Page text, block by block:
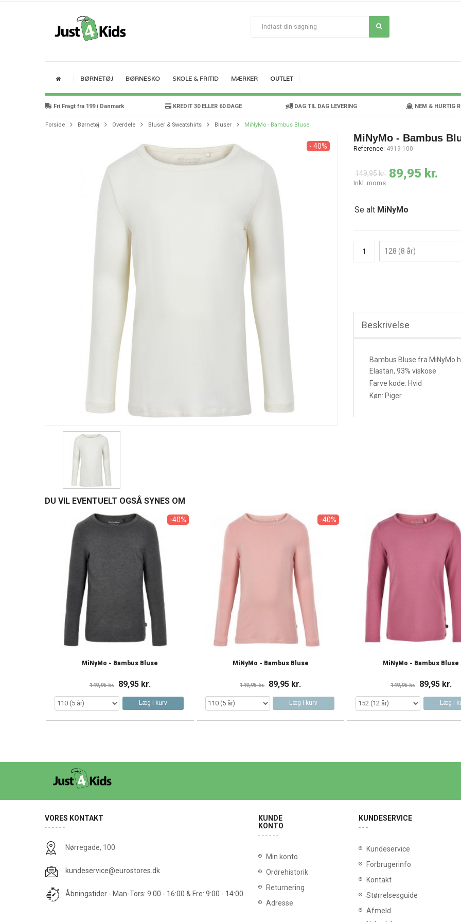
BØRNETØJ BØRNESKO SKOLE & FRITID MÆRKER OUTLET
Fri Fragt fra 199 i Danmark KREDIT 30 ELLER 60 DAGE DAG TIL DAG LEVERING NEM & HURTIG
Forside Børnetøj Overdele Bluser & Sweatshirts Bluser MiNyMo - Bambus Bluse
- 40%
MiNyMo - Bambus
Reference: 4919-100
149,95 kr. 89,95 kr.
Inkl. moms
Se alt MiNyMo
Beskrivelse
Bambus Bluse fra MiNyMo
Elastan, 93% viskose
Farve kode: Hvid
Køn: Piger
DU VIL EVENTUELT OGSÅ SYNES OM
-40%
MiNyMo - Bambus Bluse
149,95 kr. 89,95 kr.
Læg i kurv
-40%
MiNyMo - Bambus Bluse
149,95 kr. 89,95 kr.
Læg i kurv
MiNyMo - Bambus Bluse
149,95 kr. 89,95 kr.
Læg i
VORES KONTAKT
Nørregade, 100
kundeservice@eurostores.dk
Åbningstider - Man-Tors: 9:00 - 16:00 & Fre: 9:00 - 14:00
KUNDE
KONTO
Min konto
Ordrehistorik
Returnering
Adresse
KUNDESERVICE
Kundeservice
Forbrugerinfo
Kontakt
Størrelsesguide
Afmeld